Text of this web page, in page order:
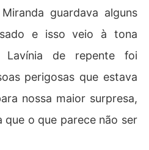
guardava alguns
e isso veio à tona
Lavínia de repente foi
perigosas que estava
nossa maior surpresa,
que o que parece não ser